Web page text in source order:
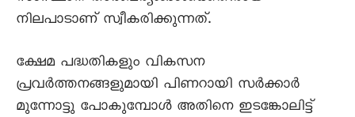
നിലപാടാണ് സ്വീകരിക്കുന്നത്.
ക്ഷേമ പദ്ധതികളും വികസന
പ്രവർത്തനങ്ങളുമായി പിണറായി സർക്കാർ
മുന്നോട്ടു പോകുമ്പോൾ അതിനെ ഇടങ്കോലിട്ട്